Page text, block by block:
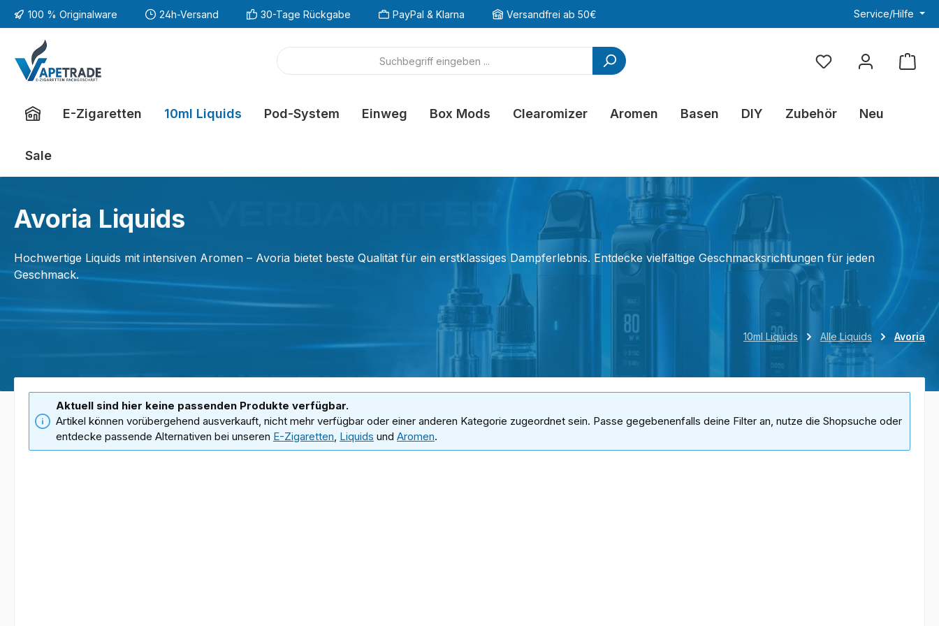
Hauptinhalt springen
Zur Suche springen
Zur Hauptnavigation springen
100 % Originalware 24h-Versand 30-Tage Rückgabe PayPal & Klarna Versandfrei ab 50€ Service/Hilfe
Du hast 0 Produkte
E-Zigaretten 10ml Liquids Pod-System Einweg Box Mods Clearomizer Aromen Basen DIY Zubehör Neu
Sale
Avoria Liquids
Hochwertige Liquids mit intensiven Aromen – Avoria bietet beste Qualität für ein erstklassiges Dampferlebnis. Entdecke vielfältige Geschmacksrichtungen für jeden
Geschmack.
10ml Liquids Alle Liquids Avoria
Aktuell sind hier keine passenden Produkte verfügbar.
Artikel können vorübergehend ausverkauft, nicht mehr verfügbar oder einer anderen Kategorie zugeordnet sein. Passe gegebenenfalls deine Filter an, nutze die Shopsuche oder
entdecke passende Alternativen bei unseren E-Zigaretten, Liquids und Aromen.